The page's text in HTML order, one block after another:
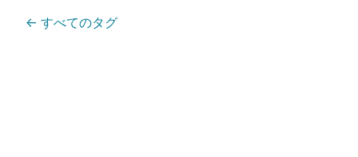
← すべてのタグ